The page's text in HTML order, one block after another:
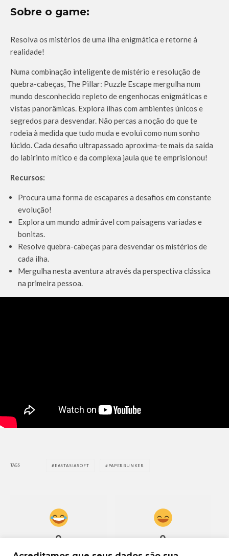
Sobre o game:
Resolva os mistérios de uma ilha enigmática e retorne à
realidade!
Numa combinação inteligente de mistério e resolução de
quebra-cabeças, The Pillar: Puzzle Escape mergulha num
mundo desconhecido repleto de engenhocas enigmáticas e
vistas panorâmicas. Explora ilhas com ambientes únicos e
segredos para desvendar. Não percas a noção do que te
rodeia à medida que tudo muda e evolui como num sonho
lúcido. Cada desafio ultrapassado aproxima-te mais da saída
do labirinto mítico e da complexa jaula que te emprisionou!
Recursos:
Procura uma forma de escapares a desafios em constante
evolução!
Explora um mundo admirável com paisagens variadas e
bonitas.
Resolve quebra-cabeças para desvendar os mistérios de
cada ilha.
Mergulha nesta aventura através da perspectiva clássica
na primeira pessoa.
TAGS EASTASIASOFT PAPERBUNKER
0 0